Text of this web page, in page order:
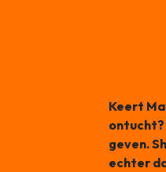
Keert
geven.
echter